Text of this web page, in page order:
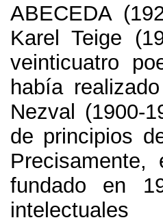
ABECEDA
Karel Teige
veinticuatro
había
Nezval
(1900-
de principios
Precisamente,
fundado en